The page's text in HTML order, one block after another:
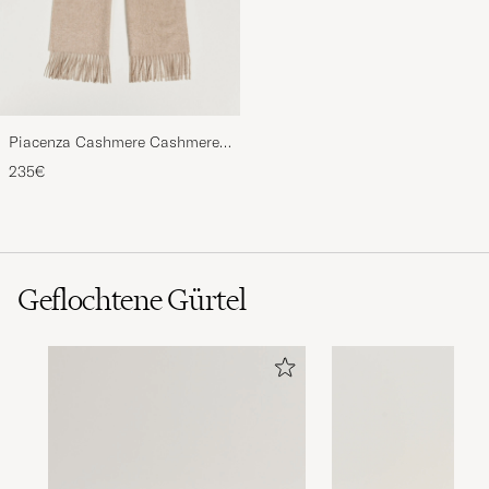
Piacenza Cashmere Cashmere
Scarf Light Beige
235€
Geflochtene Gürtel